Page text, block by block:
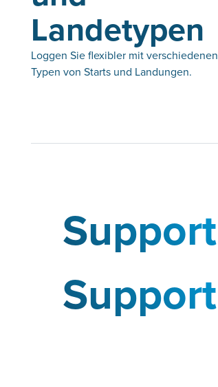
Landetypen
Loggen Sie flexibler mit verschiedenen
Typen von Starts und Landungen.
Support
Support